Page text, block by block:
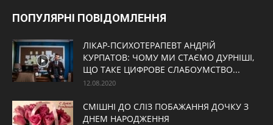
ПОПУЛЯРНІ ПОВІДОМЛЕННЯ
ЛІКАР-ПСИХОТЕРАПЕВТ АНДРІЙ
КУРПАТОВ: ЧОМУ МИ СТАЄМО ДУРНІШІ,
ЩО ТАКЕ ЦИФРОВЕ СЛАБОУМСТВО...
12.08.2020
СМІШНІ ДО СЛІЗ ПОБАЖАННЯ ДОЧКУ З
ДНЕМ НАРОДЖЕННЯ